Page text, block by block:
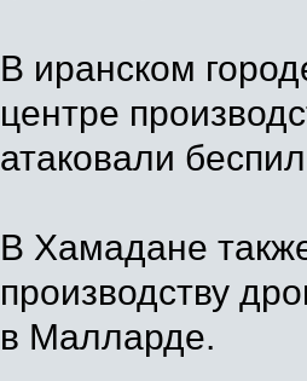
В иранском
центре
атаковали
В Хамадане
производству
в Малларде.